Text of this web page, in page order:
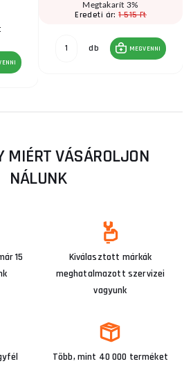
Megtakarít 3%
Eredeti ár:1 515 Ft
db MEGVENNI
MIÉRT VÁSÁROLJON
NÁLUNK
15
Kiválasztott márkák
meghatalmazott szervizei
vagyunk
Több, mint 40 000 terméket